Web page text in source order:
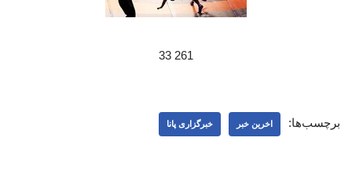
261 33
برچسب‌ها: اخرین خبر خبرگزاری پانا